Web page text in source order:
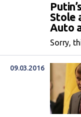
Stole
Auto
Sorry,
09.03.2016